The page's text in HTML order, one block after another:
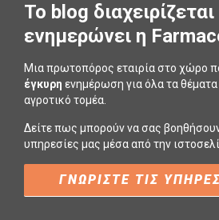
To blog
ενημερώνει η
Μια πρωτοπόρος εταιρία στο χώρο
έγκυρη ενημέρωση για όλα τα
αγροτικό τομέα.
Δείτε πως μπορούν να σας
υπηρεσίες μας μέσα από την
ΓΝΩΡΙΣΤΕ ΤΙΣ